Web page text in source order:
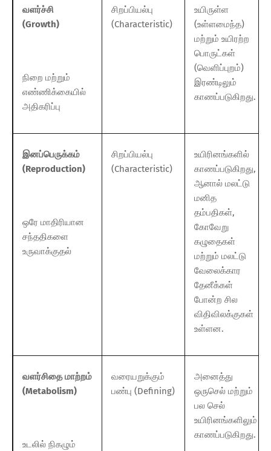
வளர்ச்சி
(Growth)
நிறை மற்றும்
எண்ணிக்கையில்
அதிகரிப்பு
சிறப்பியல்பு
(Characteristic)
உயிருள்ள
(உள்ளமைந்த)
மற்றும் உயிரற்ற
பொருட்கள்
(வெளிப்புறம்)
இரண்டிலும்
காணப்படுகிறது.
இனப்பெருக்கம்
(Reproduction)
ஒரே மாதிரியான
சந்ததிகளை
உருவாக்குதல்
சிறப்பியல்பு
(Characteristic)
உயிரினங்களில்
காணப்படுகிறது,
ஆனால் மலட்டு
மனித
தம்பதிகள்,
கோவேறு
கழுதைகள்
மற்றும் மலட்டு
வேலைக்கார
தேனீக்கள்
போன்ற சில
விதிவிலக்குகள்
உள்ளன.
வளர்சிதை மாற்றம்
(Metabolism)
உடலில் நிகழும்
வரையறுக்கும்
பண்பு (Defining)
அனைத்து
ஒருசெல் மற்றும்
பல செல்
உயிரினங்களிலும்
காணப்படுகிறது.